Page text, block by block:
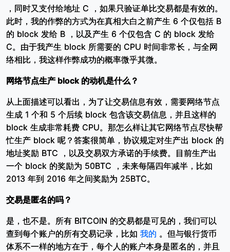
，同时又支付给地址 C ，如果只验证单比交易都是有效的。
此时，我的作弊的方式为在真相大白之前产生 6 个仅包括 B
的 block 发给 B ，以及产生 6 个仅包含 C 的 block 发给
C。由于我产生 block 所需要的 CPU 时间非常长，与全网
络相比，我这样作弊成功的概率微乎其微。
网络节点生产 block 的动机是什么？
从上面描述可以看出，为了让交易信息有效，需要网络节点
生成 1 个和 5 个后续 block 包含该交易信息，并且这样的
block 生成非常耗费 CPU。那怎么样让其它网络节点尽快帮
忙生产 block 呢？答案很简单，协议规定对生产出 block 的
地址奖励 BTC ，以及交易双方承诺的手续费。目前生产出
一个 block 的奖励为 50BTC ，未来每隔四年减半，比如
2013 年到 2016 年之间奖励为 25BTC。
交易是匿名的吗？
是，也不是。所有 BITCOIN 的交易都是可见的，我们可以
查到每个账户的所有交易记录，比如 我的 。但与银行货币
体系不一样的地方在于，每个人的账户本身是匿名的，并且